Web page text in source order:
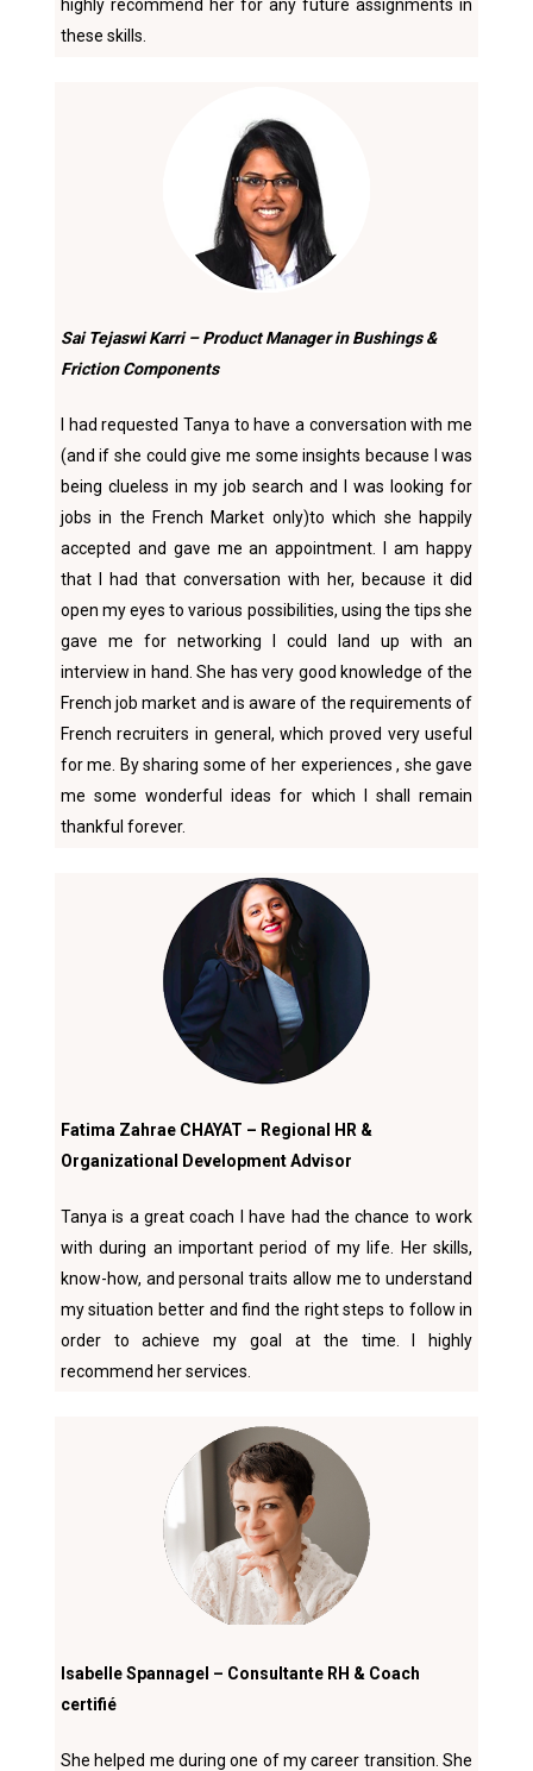
highly recommend her for any future assignments in
these skills.
Sai Tejaswi Karri – Product Manager in Bushings &
Friction Components
I had requested Tanya to have a conversation with me
(and if she could give me some insights because I was
being clueless in my job search and I was looking for
jobs in the French Market only)to which she happily
accepted and gave me an appointment. I am happy
that I had that conversation with her, because it did
open my eyes to various possibilities, using the tips she
gave me for networking I could land up with an
interview in hand. She has very good knowledge of the
French job market and is aware of the requirements of
French recruiters in general, which proved very useful
for me. By sharing some of her experiences , she gave
me some wonderful ideas for which I shall remain
thankful forever.
Fatima Zahrae CHAYAT – Regional HR &
Organizational Development Advisor
Tanya is a great coach I have had the chance to work
with during an important period of my life. Her skills,
know-how, and personal traits allow me to understand
my situation better and find the right steps to follow in
order to achieve my goal at the time. I highly
recommend her services.
Isabelle Spannagel – Consultante RH & Coach
certifié
She helped me during one of my career transition. She